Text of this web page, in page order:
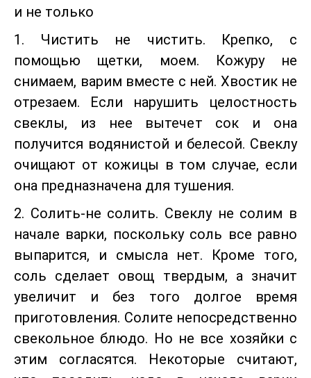
и не только
1. Чистить не чистить. Крепко, с
помощью щетки, моем. Кожуру не
снимаем, варим вместе с ней. Хвостик не
отрезаем. Если нарушить целостность
свеклы, из нее вытечет сок и она
получится водянистой и белесой. Свеклу
очищают от кожицы в том случае, если
она предназначена для тушения.
2. Солить-не солить. Свеклу не солим в
начале варки, поскольку соль все равно
выпарится, и смысла нет. Кроме того,
соль сделает овощ твердым, а значит
увеличит и без того долгое время
приготовления. Солите непосредственно
свекольное блюдо. Но не все хозяйки с
этим согласятся. Некоторые считают,